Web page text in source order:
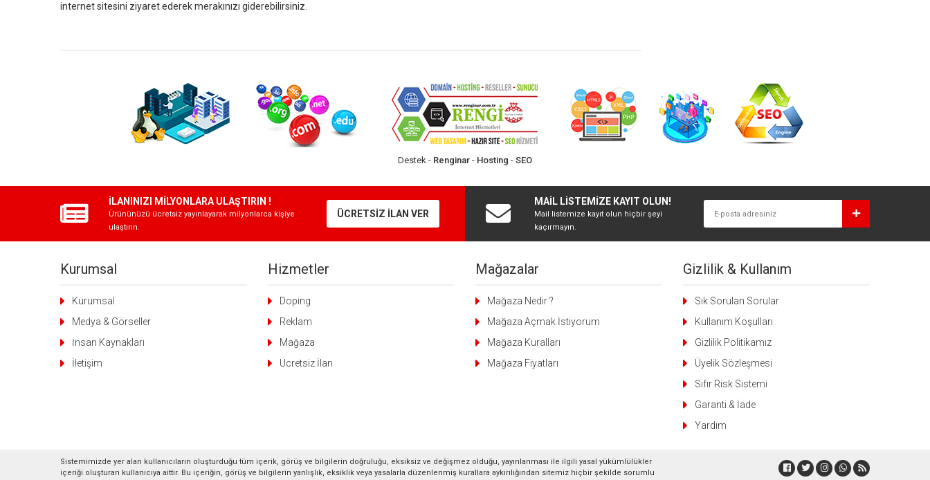
internet sitesini ziyaret ederek merakınızı giderebilirsiniz.
İLANINIZI MİLYONLARA ULAŞTIRIN !
Ürününüzü ücretsiz yayınlayarak milyonlarca kişiye
ulaştırın.
ÜCRETSİZ İLAN VER
MAİL LİSTEMİZE KAYIT OLUN!
Mail listemize kayıt olun hiçbir şeyi
kaçırmayın.
Kurumsal
Kurumsal
Medya & Görseller
İnsan Kaynakları
İletişim
Hizmetler
Doping
Reklam
Mağaza
Ücretsiz İlan
Mağazalar
Mağaza Nedir ?
Mağaza Açmak İstiyorum
Mağaza Kuralları
Mağaza Fiyatları
Gizlilik & Kullanım
Sık Sorulan Sorular
Kullanım Koşulları
Gizlilik Politikamız
Üyelik Sözleşmesi
Sıfır Risk Sistemi
Garanti & İade
Yardım
Sistemimizde yer alan kullanıcıların oluşturduğu tüm içerik, görüş ve bilgilerin doğruluğu, eksiksiz ve değişmez olduğu, yayınlanması ile ilgili yasal yükümlülükler
içeriği oluşturan kullanıcıya aittir. Bu içeriğin, görüş ve bilgilerin yanlışlık, eksiklik veya yasalarla düzenlenmiş kurallara aykırılığından sitemiz hiçbir şekilde sorumlu
Destek - Renginar - Hosting - SEO